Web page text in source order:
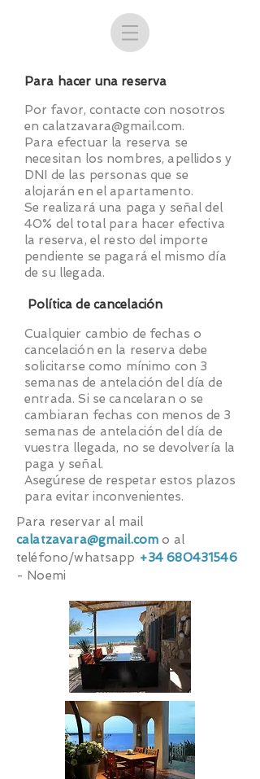
Para hacer una reserva
Por favor, contacte con nosotros
en calatzavara@gmail.com.
Para efectuar la reserva se
necesitan los nombres, apellidos y
DNI de las personas que se
alojarán en el apartamento.
Se realizará una paga y señal del
40% del total para hacer efectiva
la reserva, el resto del importe
pendiente se pagará el mismo día
de su llegada.
Política de cancelación
Cualquier cambio de fechas o
cancelación en la reserva debe
solicitarse como mínimo con 3
semanas de antelación del día de
entrada. Si se cancelaran o se
cambiaran fechas con menos de 3
semanas de antelación del día de
vuestra llegada, no se devolvería la
paga y señal.
Asegúrese de respetar estos plazos
para evitar inconvenientes.
Para reservar al mail
calatzavara@gmail.com o al
teléfono/whatsapp +34 680431546
- Noemi